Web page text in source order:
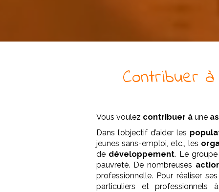
Contribuer à
Vous voulez contribuer à une
Dans l’objectif d’aider les
jeunes sans-emploi, etc., les
de développement. Le
pauvreté. De nombreuses
professionnelle. Pour réaliser
particuliers et